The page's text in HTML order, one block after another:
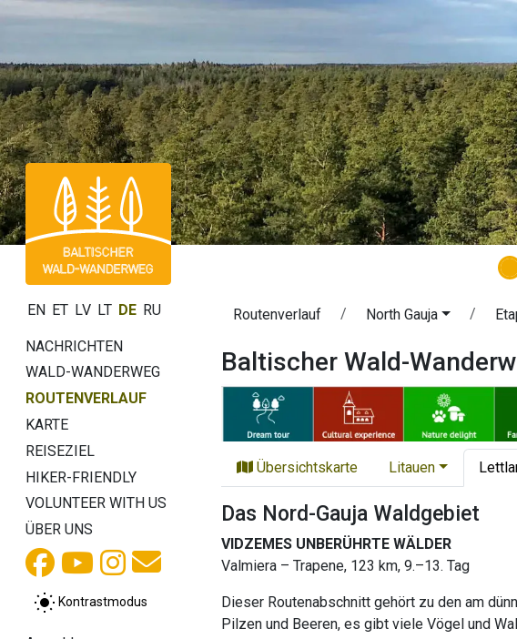
EN ET LV LT DE RU
NACHRICHTEN
WALD-WANDERWEG
ROUTENVERLAUF
KARTE
REISEZIEL
HIKER-FRIENDLY
VOLUNTEER WITH US
ÜBER UNS
Kontrastmodus
Routenverlauf North Gauja
Baltischer Wald-
Übersichtskarte Litauen
Das Nord-Gauja Waldgebiet
VIDZEMES UNBERÜHRTE WÄLDER
Valmiera – Trapene, 123 km, 9.–13. Tag
Dieser Routenabschnitt gehört zu den am
Pilzen und Beeren, es gibt viele Vögel und